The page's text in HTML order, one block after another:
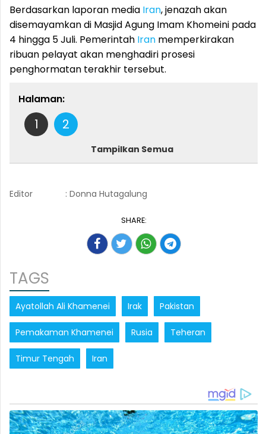
Berdasarkan laporan media Iran, jenazah akan
disemayamkan di Masjid Agung Imam Khomeini pada
4 hingga 5 Juli. Pemerintah Iran memperkirakan
ribuan pelayat akan menghadiri prosesi
penghormatan terakhir tersebut.
Halaman:
1 2
Tampilkan Semua
Editor : Donna Hutagalung
SHARE:
TAGS
Ayatollah Ali Khamenei Irak Pakistan
Pemakaman Khamenei Rusia Teheran
Timur Tengah Iran